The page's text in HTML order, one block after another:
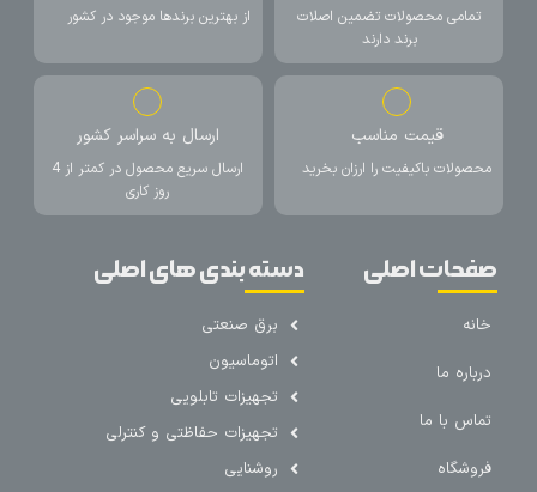
تمامی محصولات تضمین اصلات
برند دارند
از بهترین برندها موجود در کشور
قیمت مناسب
محصولات باکیفیت را ارزان بخرید
ارسال به سراسر کشور
ارسال سریع محصول در کمتر از 4
روز کاری
صفحات اصلی
خانه
درباره ما
تماس با ما
فروشگاه
دسته بندی های اصلی
برق صنعتی
اتوماسیون
تجهیزات تابلویی
تجهیزات حفاظتی و کنترلی
روشنایی